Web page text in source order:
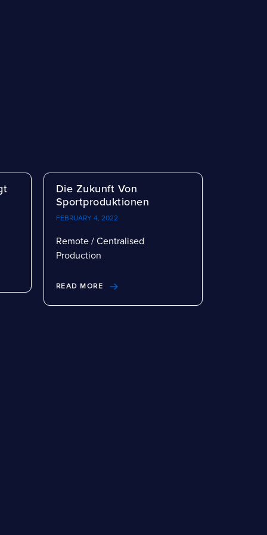
Die Zukunft Von
Sportproduktionen
FEBRUARY 4, 2022
Remote / Centralised
Production
READ MORE